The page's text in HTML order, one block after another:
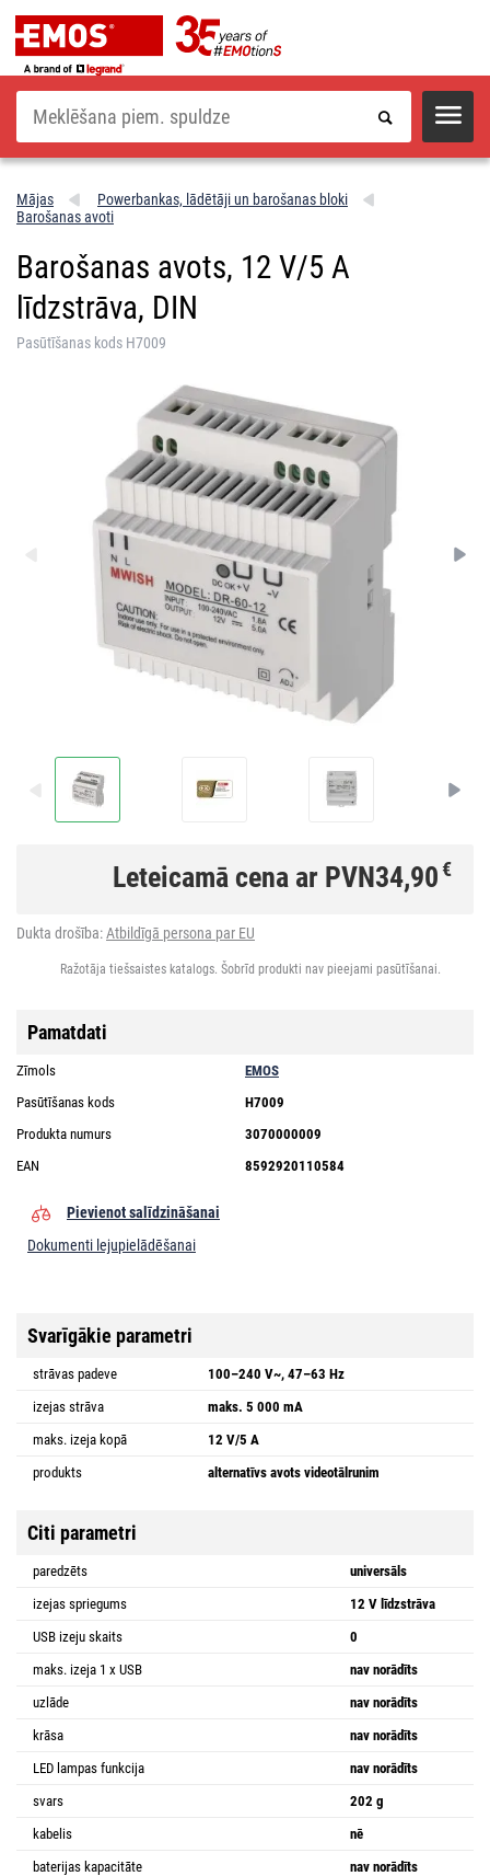
Meklēšana
Mājas
Powerbankas, lādētāji un barošanas bloki
Barošanas avoti
Barošanas avots, 12 V/5 A
līdzstrāva, DIN
Pasūtīšanas kods H7009
Leteicamā cena ar PVN34,90€
Dukta drošība:Atbildīgā persona par EU
Ražotāja tiešsaistes katalogs. Šobrīd produkti nav pieejami pasūtīšanai.
Pamatdati
Zīmols
EMOS
Pasūtīšanas kods
H7009
Produkta numurs
3070000009
EAN
8592920110584
Pievienot salīdzināšanai
Dokumenti lejupielādēšanai
Svarīgākie parametri
strāvas padeve
100–240 V~, 47–63 Hz
izejas strāva
maks. 5 000 mA
maks. izeja kopā
12 V/5 A
produkts
alternatīvs avots videotālrunim
Citi parametri
paredzēts
universāls
izejas spriegums
12 V līdzstrāva
USB izeju skaits
0
maks. izeja 1 x USB
nav norādīts
uzlāde
nav norādīts
krāsa
nav norādīts
LED lampas funkcija
nav norādīts
svars
202 g
kabelis
nē
baterijas kapacitāte
nav norādīts